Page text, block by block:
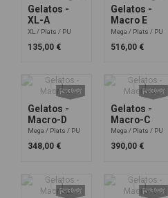
Gelatos -
XL-A
XL Plats PU
135,00 €
Gelatos -
Macro E
Mega Plats PU
516,00 €
Gelatos -
Macro-D
Mega Plats PU
348,00 €
Gelatos -
Macro-C
Mega Plats PU
390,00 €